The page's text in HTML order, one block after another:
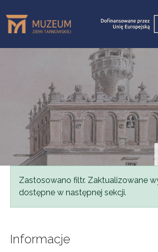
Komunikat
Zastosowano filtr. Zaktualizowane
dostępne w następnej sekcji.
Informacje